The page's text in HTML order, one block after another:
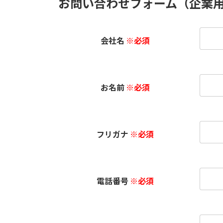
お問い合わせフォーム（企業
会社名 ※必須
お名前 ※必須
フリガナ ※必須
電話番号 ※必須